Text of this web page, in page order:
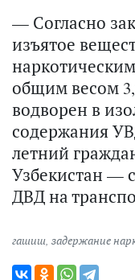
— Согласно
изъятое
общим весом
водворен в
содержания
летний
Узбекистан —
ДВД на
гашиш, задержание